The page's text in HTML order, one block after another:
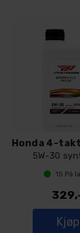
5W-30
15 På
Kjøp